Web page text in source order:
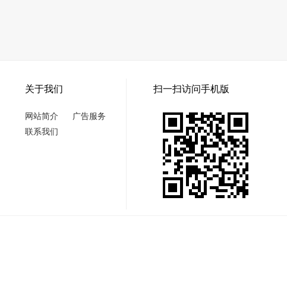
关于我们
网站简介
广告服务
联系我们
扫一扫访问手机版